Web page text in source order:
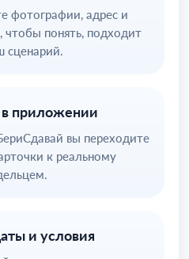
фотографии, адрес и
чтобы понять, подходит
сценарий.
приложении
вы переходите
к реальному
и условия